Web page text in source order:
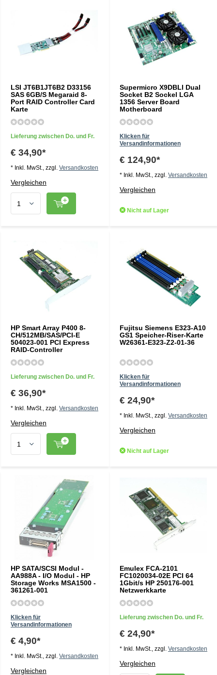
LSI JT6B1JT6B2 D33156
SAS 6GB/S Megaraid 8-
Port RAID Controller Card
Karte
Lieferung zwischen Do. und Fr.
€ 34,90*
* Inkl. MwSt., zzgl. Versandkosten
Vergleichen
Supermicro X9DBLI Dual
Socket B2 Sockel LGA
1356 Server Board
Motherboard
Klicken für
Versandinformationen
€ 124,90*
* Inkl. MwSt., zzgl. Versandkosten
Vergleichen
Nicht auf Lager
HP Smart Array P400 8-
CH/512MB/SAS/PCI-E
504023-001 PCI Express
RAID-Controller
Lieferung zwischen Do. und Fr.
€ 36,90*
* Inkl. MwSt., zzgl. Versandkosten
Vergleichen
Fujitsu Siemens E323-A10
GS1 Speicher-Riser-Karte
W26361-E323-Z2-01-36
Klicken für
Versandinformationen
€ 24,90*
* Inkl. MwSt., zzgl. Versandkosten
Vergleichen
Nicht auf Lager
HP SATA/SCSI Modul -
AA988A - I/O Modul - HP
Storage Works MSA1500 -
361261-001
Klicken für
Versandinformationen
€ 4,90*
* Inkl. MwSt., zzgl. Versandkosten
Vergleichen
Emulex FCA-2101
FC1020034-02E PCI 64
1Gbit/s HP 250176-001
Netzwerkkarte
Lieferung zwischen Do. und Fr.
€ 24,90*
* Inkl. MwSt., zzgl. Versandkosten
Vergleichen